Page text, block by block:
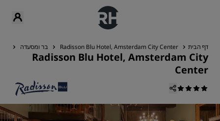
דף הבית Radisson Blu Hotel, Amsterdam City Center בר ומסעדה
Radisson Blu Hotel, Amsterdam City
Center